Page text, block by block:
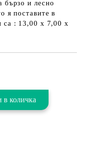
бързо и лесно
я поставите в
са : 13,00 х 7,00 х